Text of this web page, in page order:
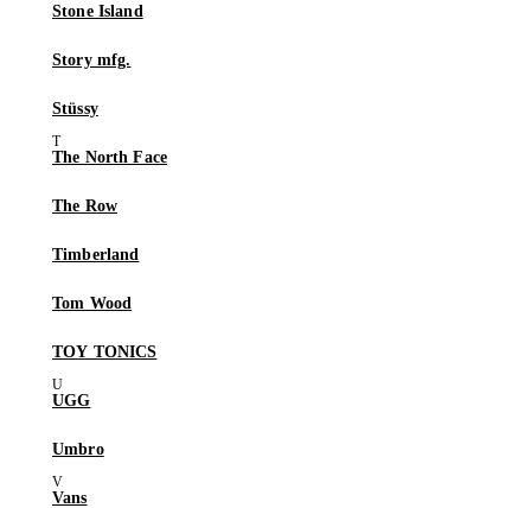
Stone Island
Story mfg.
Stüssy
The North Face
The Row
Timberland
Tom Wood
TOY TONICS
UGG
Umbro
Vans